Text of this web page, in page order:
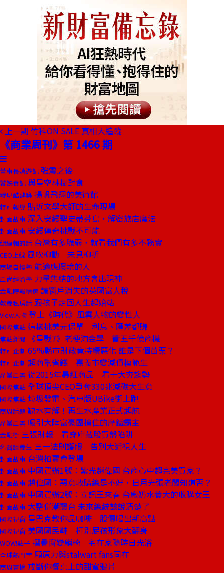
上一期 竹科ON SALE 真相大追蹤
《商業周刊》第 1466 期
董事長嬉遊記 強震之後
饕姊食記 與星空林樹對食
發現酷建築 揚帆飛翔的美術館
特別報導 貼近文學大師的生命現場
封面故事 深入安縵聖史蒂芬島，解密旅店魔法
封面故事 安縵傳奇挑戰不可能
總編輯的話 台灣有多脆弱，就看我們有多不務實
CEO上線 風吹柳動 未見柳折
商場自慢塾 能適應環境的人
風尚經濟學 力量集結的地方會出現神
金融時報精選 讓窗戶消失的英國富人稅
教養私房話 跟孩子走回人生起始站
View人物 登上《時代》風雲人物的變性人
國際焦點 這樣挑美元保單 利息、匯差都賺
焦點新聞 《星戰7》老梗淘金學 衝五千億商機
特別企劃 65%縣市財政竟持續惡化 誰是下個苗栗？
特別企劃 超商幫省錢 嘉義市變減債模範生
產業風雲 從2015年暴紅商品 看十大夯趨勢
國際焦點 全球頂尖CEO爭奪330兆減碳大生意
國際焦點 垃圾發電、汽車版UBike街上跑
商周話題 缺水有解！再生水產業正式起航
產業風雲 吸引大陸富豪團搶住的摩鐵霸主
金融街 三張財報 看穿庫藏股買盤陷阱
名醫談養生 三一法則護眼 告別大近視人生
封面故事 台灣拍賣會登場
封面故事 中國買辦1號：紫光趙偉國 台商心中超完美買家？
封面故事 趙偉國：惡意收購總是不好，日月光張老闆知道否？
封面故事 中國買辦2號：立訊王來春 台廠奶水養大的收購女王
封面故事 大整併潮襲台 未來總統該說清楚了
國際視窗 星巴克教你品咖啡 股價喝出新高點
國際視窗 美國國民鞋 揮別屁孩形象大翻身
WOW!點子 摺疊窗變躺椅 宅在家隨時日光浴
全球熱門字 願原力與stalwart fans同在
商周書摘 戒斷你餐桌上的甜蜜鴉片